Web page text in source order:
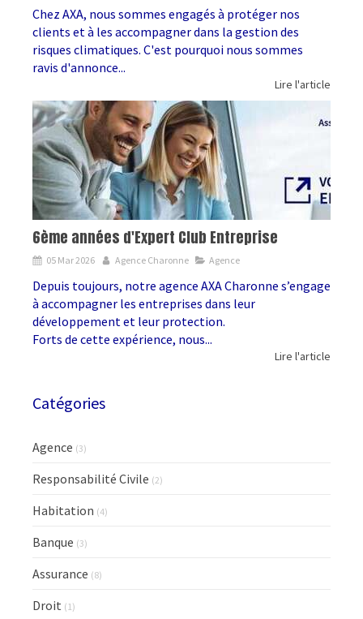
Chez AXA, nous sommes engagés à protéger nos
clients et à les accompagner dans la gestion des
risques climatiques. C'est pourquoi nous sommes
ravis d'annonce...
Lire l'article
6ème années d'Expert Club Entreprise
05 Mar 2026 Agence Charonne Agence
Depuis toujours, notre agence AXA Charonne s’engage
à accompagner les entreprises dans leur
développement et leur protection.
Forts de cette expérience, nous...
Lire l'article
Catégories
Agence (3)
Responsabilité Civile (2)
Habitation (4)
Banque (3)
Assurance (8)
Droit (1)